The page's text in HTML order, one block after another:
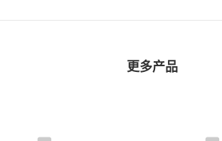
更多产品